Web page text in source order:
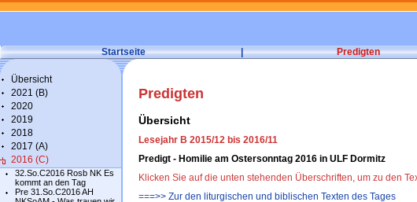
Startseite | Predigten
Übersicht
2021 (B)
2020
2019
2018
2017 (A)
2016 (C)
32.So.C2016 Rosb NK Es
kommt an den Tag
Pre 31.So.C2016 AH
Predigten
Übersicht
Lesejahr B 2015/12 bis 2016/11
Predigt - Homilie am Ostersonntag 2016 in ULF Dormitz
Klicken Sie auf die unten stehenden Überschriften, um zu den
===>> Zur den liturgischen und biblischen Texten des Tages